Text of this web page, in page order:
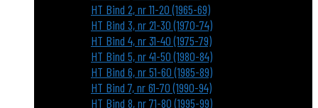
HT Bind 2, nr 11-20 (1965-69)
HT Bind 3, nr 21-30 (1970-74)
HT Bind 4, nr 31-40 (1975-79)
HT Bind 5, nr 41-50 (1980-84)
HT Bind 6, nr 51-60 (1985-89)
HT Bind 7, nr 61-70 (1990-94)
HT Bind 8, nr 71-80 (1995-99)